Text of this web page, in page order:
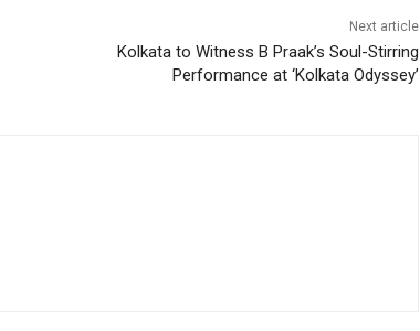
Next article
Kolkata to Witness B Praak’s Soul-Stirring
Performance at ‘Kolkata Odyssey’